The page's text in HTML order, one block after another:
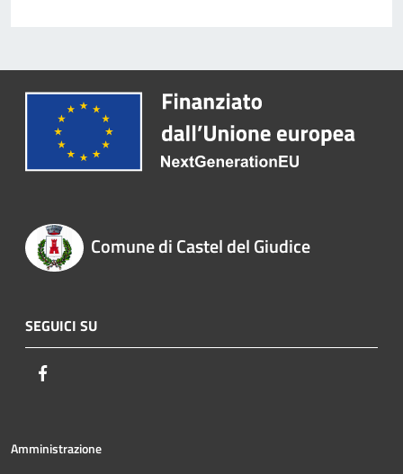
Comune di Castel del Giudice
SEGUICI SU
Amministrazione